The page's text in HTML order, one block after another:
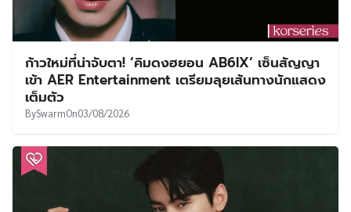
ก้าวใหม่ที่น่าจับตา! ‘คิมดงฮยอน AB6IX’ เซ็นสัญญา
เข้า AER Entertainment เตรียมลุยเส้นทางนักแสดง
เต็มตัว
BySwarmOn03/08/2026